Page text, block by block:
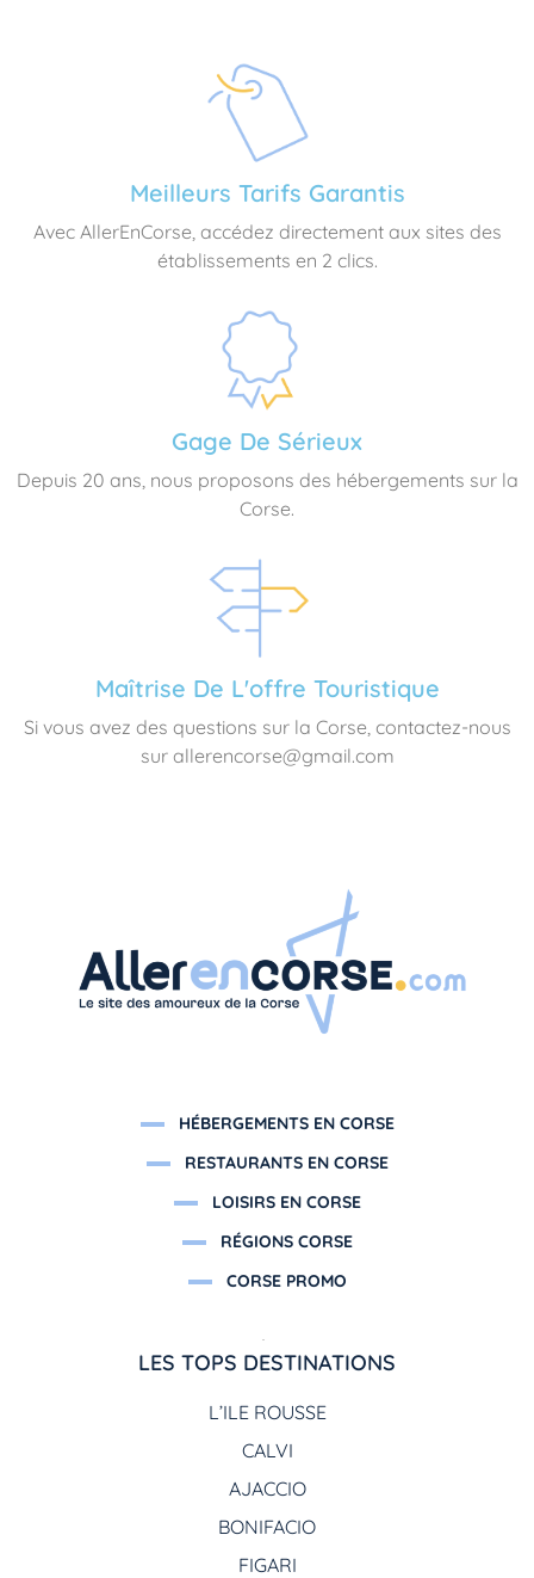
Meilleurs Tarifs Garantis
Avec AllerEnCorse, accédez directement aux sites des
établissements en 2 clics.
Gage De Sérieux
Depuis 20 ans, nous proposons des hébergements sur la
Corse.
Maîtrise De L'offre Touristique
Si vous avez des questions sur la Corse, contactez-nous
sur allerencorse@gmail.com
HÉBERGEMENTS EN CORSE
RESTAURANTS EN CORSE
LOISIRS EN CORSE
RÉGIONS CORSE
CORSE PROMO
LES TOPS DESTINATIONS
L’ILE ROUSSE
CALVI
AJACCIO
BONIFACIO
FIGARI